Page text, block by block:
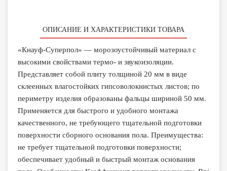
ОПИСАНИЕ И ХАРАКТЕРИСТИКИ ТОВАРА
«Кнауф-Суперпол» — морозоустойчивый материал с
высокими свойствами термо- и звукоизоляции.
Представляет собой плиту толщиной 20 мм в виде
склеенных влагостойких гипсоволокнистых листов; по
периметру изделия образованы фальцы шириной 50 мм.
Применяется для быстрого и удобного монтажа
качественного, не требующего тщательной подготовки
поверхности сборного основания пола. Преимущества:
не требует тщательной подготовки поверхности;
обеспечивает удобный и быстрый монтаж основания